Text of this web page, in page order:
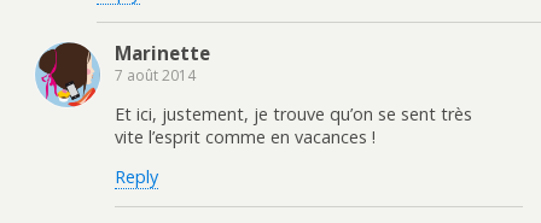
Marinette
7 août 2014
Et ici, justement, je trouve qu’on se sent très
vite l’esprit comme en vacances !
Reply